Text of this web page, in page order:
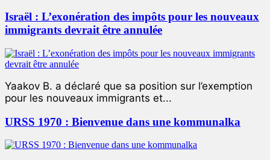
Israël : L’exonération des impôts pour les nouveaux
immigrants devrait être annulée
Yaakov B. a déclaré que sa position sur l’exemption
pour les nouveaux immigrants et...
URSS 1970 : Bienvenue dans une kommunalka